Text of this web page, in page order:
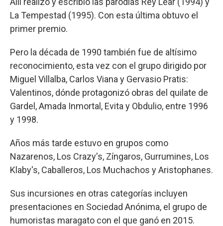
La Tempestad (1995). Con esta última obtuvo el
primer premio.
Pero la década de 1990 también fue de altísimo
reconocimiento, esta vez con el grupo dirigido por
Miguel Villalba, Carlos Viana y Gervasio Pratis:
Valentinos, dónde protagonizó obras del quilate de
Gardel, Amada Inmortal, Evita y Obdulio, entre 1996
y 1998.
Años más tarde estuvo en grupos como
Nazarenos, Los Crazy's, Zíngaros, Gurrumines, Los
Klaby's, Caballeros, Los Muchachos y Aristophanes.
Sus incursiones en otras categorías incluyen
presentaciones en Sociedad Anónima, el grupo de
humoristas maragato con el que ganó en 2015.